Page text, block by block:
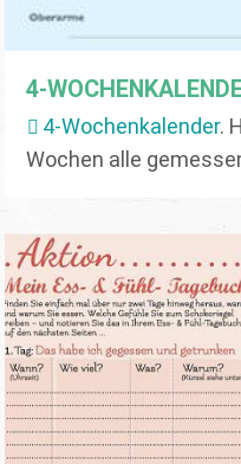
4-
4-Wochenkalender.
Wochen alle